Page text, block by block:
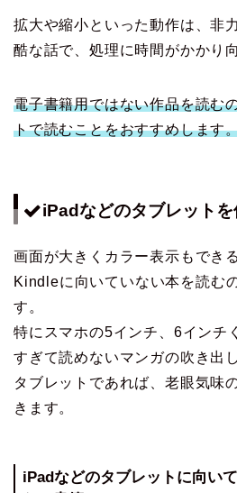
拡大や縮小といった動作は、非
酷な話で、処理に時間がかかり
電子書籍用ではない作品を読む
トで読むことをおすすめします
iPadなどのタブレットを
画面が大きくカラー表示もでき
Kindleに向いていない本を読む
す。
特にスマホの5インチ、6インチ
すぎて読めないマンガの吹き出
タブレットであれば、老眼気味
きます。
iPadなどのタブレットに向い